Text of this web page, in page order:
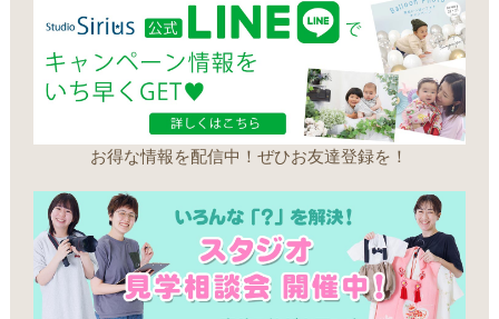
お得な情報を配信中！ぜひお友達登録を！